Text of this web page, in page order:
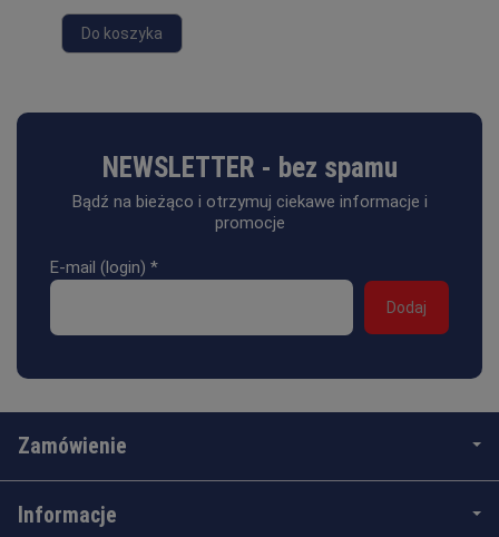
Do koszyka
NEWSLETTER - bez spamu
Bądź na bieżąco i otrzymuj ciekawe informacje i
promocje
E-mail (login) *
Zamówienie
Informacje